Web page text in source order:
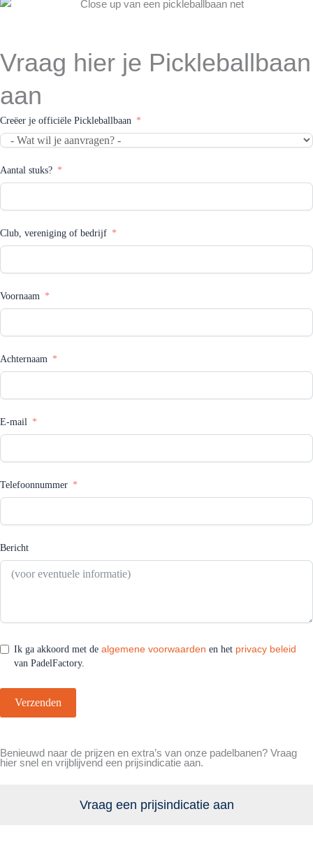
Vraag hier je Pickleballbaan
aan
Creëer je officiële Pickleballbaan
Aantal stuks?
Club, vereniging of bedrijf
Voornaam
Achternaam
E-mail
Telefoonnummer
Bericht
Ik ga akkoord met de algemene voorwaarden en het privacy beleid
van PadelFactory.
Verzenden
Benieuwd naar de prijzen en extra’s van onze padelbanen? Vraag
hier snel en vrijblijvend een prijsindicatie aan.
Vraag een prijsindicatie aan